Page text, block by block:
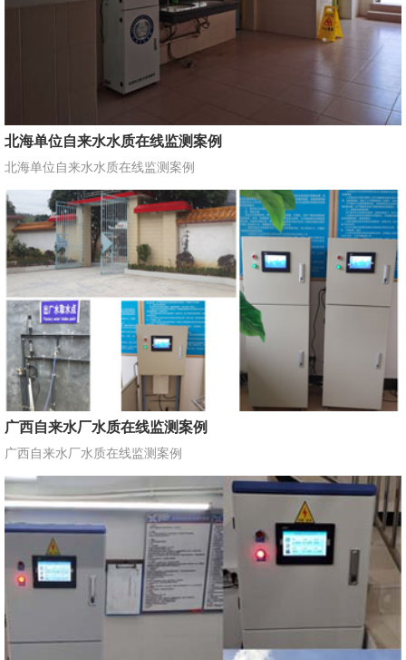
北海单位自来水水质在线监测案例
北海单位自来水水质在线监测案例
广西自来水厂水质在线监测案例
广西自来水厂水质在线监测案例